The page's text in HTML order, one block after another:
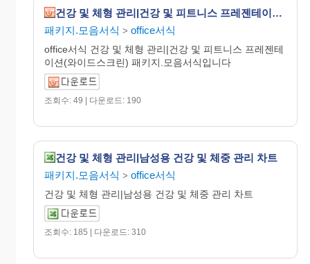
건강 및 체형 관리|건강 및 피트니스 프레젠테이션(와이드스크린)
패키지.모음서식 > office서식
office서식 건강 및 체형 관리|건강 및 피트니스 프레젠테
이션(와이드스크린) 패키지.모음서식입니다
조회수: 49 | 다운로드: 190
건강 및 체형 관리|남성용 건강 및 체중 관리 차트
패키지.모음서식 > office서식
건강 및 체형 관리|남성용 건강 및 체중 관리 차트
조회수: 185 | 다운로드: 310